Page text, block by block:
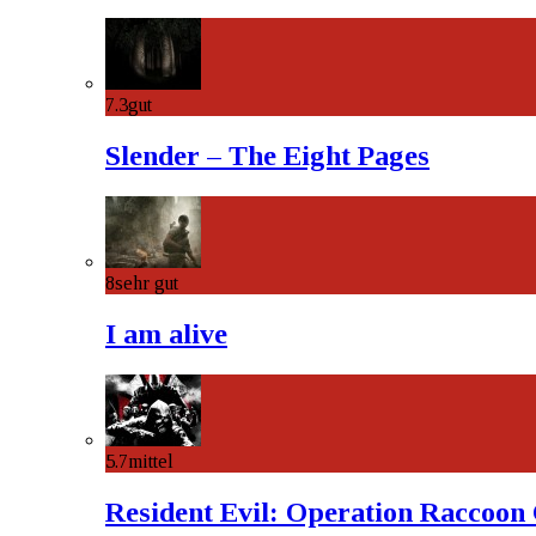
7.3gut
Slender – The Eight Pages
8sehr gut
I am alive
5.7mittel
Resident Evil: Operation Raccoon